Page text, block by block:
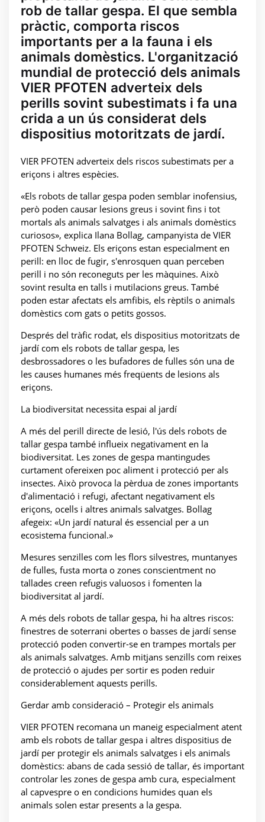
rob de tallar gespa. El que sembla
pràctic, comporta riscos
importants per a la fauna i els
animals domèstics. L'organització
mundial de protecció dels animals
VIER PFOTEN adverteix dels
perills sovint subestimats i fa una
crida a un ús considerat dels
dispositius motoritzats de jardí.
VIER PFOTEN adverteix dels riscos subestimats per a
eriçons i altres espècies.
«Els robots de tallar gespa poden semblar inofensius,
però poden causar lesions greus i sovint fins i tot
mortals als animals salvatges i als animals domèstics
curiosos», explica Ilana Bollag, campanyista de VIER
PFOTEN Schweiz. Els eriçons estan especialment en
perill: en lloc de fugir, s'enrosquen quan perceben
perill i no són reconeguts per les màquines. Això
sovint resulta en talls i mutilacions greus. També
poden estar afectats els amfibis, els rèptils o animals
domèstics com gats o petits gossos.
Després del tràfic rodat, els dispositius motoritzats de
jardí com els robots de tallar gespa, les
desbrossadores o les bufadores de fulles són una de
les causes humanes més freqüents de lesions als
eriçons.
La biodiversitat necessita espai al jardí
A més del perill directe de lesió, l'ús dels robots de
tallar gespa també influeix negativament en la
biodiversitat. Les zones de gespa mantingudes
curtament ofereixen poc aliment i protecció per als
insectes. Això provoca la pèrdua de zones importants
d'alimentació i refugi, afectant negativament els
eriçons, ocells i altres animals salvatges. Bollag
afegeix: «Un jardí natural és essencial per a un
ecosistema funcional.»
Mesures senzilles com les flors silvestres, muntanyes
de fulles, fusta morta o zones conscientment no
tallades creen refugis valuosos i fomenten la
biodiversitat al jardí.
A més dels robots de tallar gespa, hi ha altres riscos:
finestres de soterrani obertes o basses de jardí sense
protecció poden convertir-se en trampes mortals per
als animals salvatges. Amb mitjans senzills com reixes
de protecció o ajudes per sortir es poden reduir
considerablement aquests perills.
Gerdar amb consideració – Protegir els animals
VIER PFOTEN recomana un maneig especialment atent
amb els robots de tallar gespa i altres dispositius de
jardí per protegir els animals salvatges i els animals
domèstics: abans de cada sessió de tallar, és important
controlar les zones de gespa amb cura, especialment
al capvespre o en condicions humides quan els
animals solen estar presents a la gespa.